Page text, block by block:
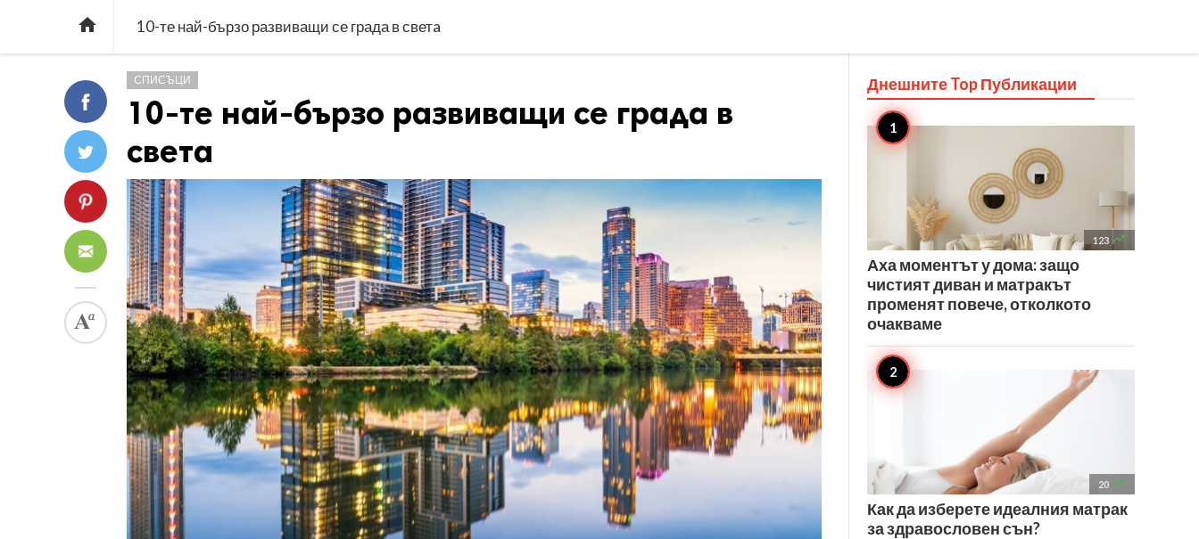
 10-те най-бързо развиващи се града в светa
СПИСЪЦИ
10-те най-бързо развиващи се града в
светa
Днешните TopПубликации
123 
Аха моментът у дома: защо
чистият диван и матракът
променят повече, отколкото
очакваме
20 
Как да изберете идеалния матрак
за здравословен сън?